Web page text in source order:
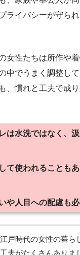
ライバシーが守ら
女性たちは所作や
中でうまく調整し
、慣れと工夫で成
は水洗ではなく、
て使われることも
や人目への配慮も
江戸時代の女性の暮ら
工夫がたくさんありま